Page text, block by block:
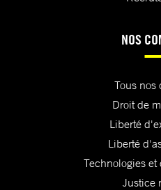
NOS
Tous nos
Droit de
Liberté
Liberté
Technologies
Justice